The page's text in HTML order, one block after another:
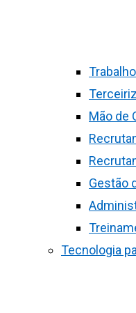
Mão de
Gestão
Tecnologia